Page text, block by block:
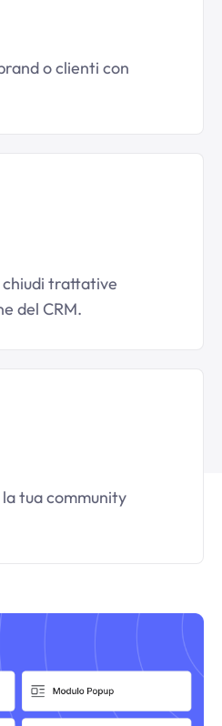
o clienti con
trattative
del CRM.
tua community